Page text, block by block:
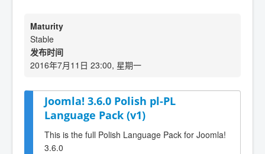
Maturity
Stable
发布时间
2016年7月11日 23:00, 星期一
Joomla! 3.6.0 Polish pl-PL
Language Pack (v1)
This is the full Polish Language Pack for Joomla!
3.6.0